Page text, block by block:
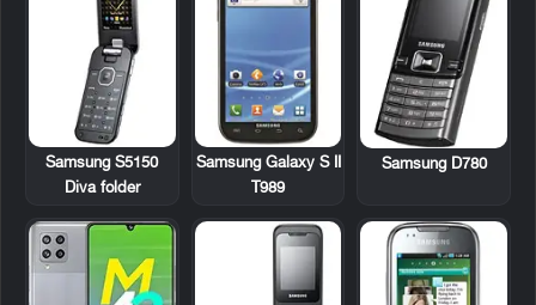
Samsung D780
Samsung Galaxy S II
T989
Samsung S5150
Diva folder